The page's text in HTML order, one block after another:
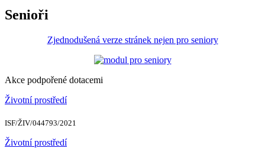
Senioři
Zjednodušená verze stránek nejen pro seniory
Akce podpořené dotacemi
Životní prostředí
ISF/ŽIV/044793/2021
Životní prostředí